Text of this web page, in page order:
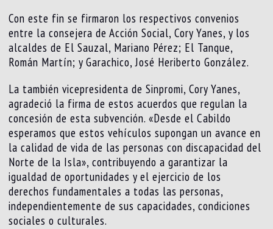
Con este fin se firmaron los respectivos convenios
entre la consejera de Acción Social, Cory Yanes, y los
alcaldes de El Sauzal, Mariano Pérez; El Tanque,
Román Martín; y Garachico, José Heriberto González.
La también vicepresidenta de Sinpromi, Cory Yanes,
agradeció la firma de estos acuerdos que regulan la
concesión de esta subvención. «Desde el Cabildo
esperamos que estos vehículos supongan un avance en
la calidad de vida de las personas con discapacidad del
Norte de la Isla», contribuyendo a garantizar la
igualdad de oportunidades y el ejercicio de los
derechos fundamentales a todas las personas,
independientemente de sus capacidades, condiciones
sociales o culturales.